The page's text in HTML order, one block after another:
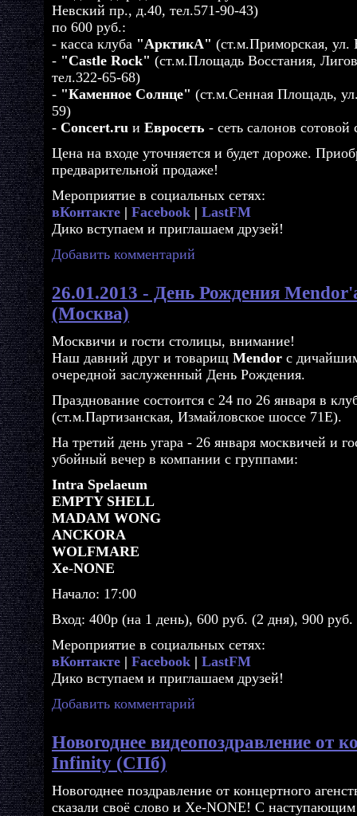
Невский пр., д.40, тел.571-90-43)
по 600 руб.:
- касса клуба "АрктикА" (ст.м.Приморская, ул.
- "Castle Rock" (ст.м.Площадь Восстания,
тел.322-65-68)
- "Каменное Солнце" (ст.м.Сенная Площадь,
59)
- Concert.ru и Евросеть - сеть салонов сотовой
Цена на входе уточняется и будет дороже.
предварительной продаже!
Мероприятие в социальных сетях:
вКонтакте | Facebook | LastFM
Дико вступаем и приглашаем друзей!
Добавить комментарий
26.01.2013 - День Рождения
(Москва)
Москвичи и гости столицы, внимание!
Наш давний друг и товарищ Mendor с
очередной заслуженный День Рождения.
Празднование состоится с 24 по 26 января в
(ст.м.Партизанская, Измайловское шоссе 71Е).
На третий день угара - 26 января москвичей и
убойный вечер в компании с группами:
Intra Spelaeum
EMPTY SHELL
MADAM WONG
ANCKORA
WOLFMARE
Xe-NONE
Начало: 17:00
Вход: 400р (на 1 день), 600 руб. (2 дня), 900
Мероприятие в социальных сетях:
вКонтакте | Facebook | LastFM
Дико вступаем и приглашаем друзей!
Добавить комментарий
Новогоднее видеопоздравление от
Infinity (СПб)
Новогоднее поздравление от концертного
сказали своё слово и Xe-NONE! С